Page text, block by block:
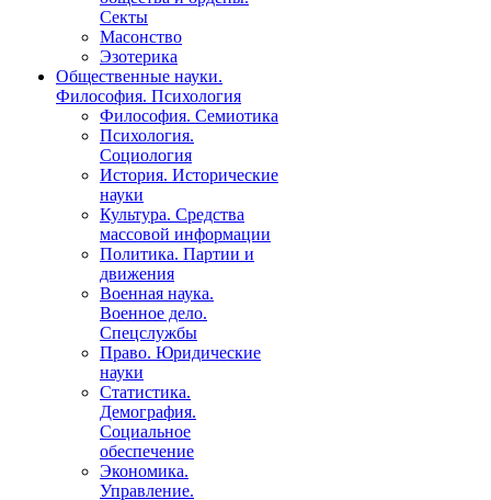
Секты
Масонство
Эзотерика
Общественные науки.
Философия. Психология
Философия. Семиотика
Психология.
Социология
История. Исторические
науки
Культура. Средства
массовой информации
Политика. Партии и
движения
Военная наука.
Военное дело.
Спецслужбы
Право. Юридические
науки
Статистика.
Демография.
Социальное
обеспечение
Экономика.
Управление.